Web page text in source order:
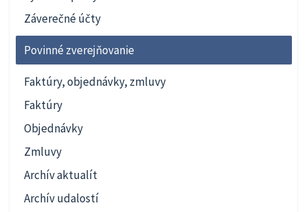
Záverečné účty
Povinné zverejňovanie
Faktúry, objednávky, zmluvy
Faktúry
Objednávky
Zmluvy
Archív aktualít
Archív udalostí